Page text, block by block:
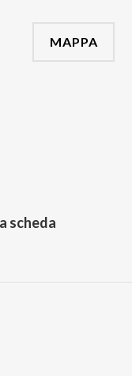
MAPPA
scheda